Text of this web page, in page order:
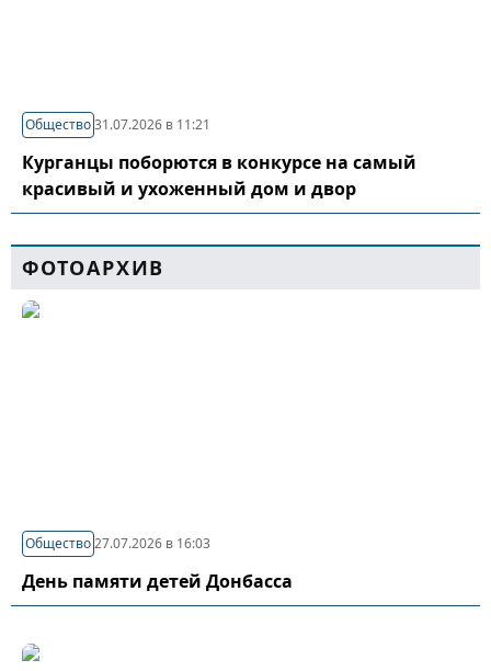
Общество31.07.2026 в 11:21
Курганцы поборются в конкурсе на самый
красивый и ухоженный дом и двор
ФОТОАРХИВ
Общество27.07.2026 в 16:03
День памяти детей Донбасса